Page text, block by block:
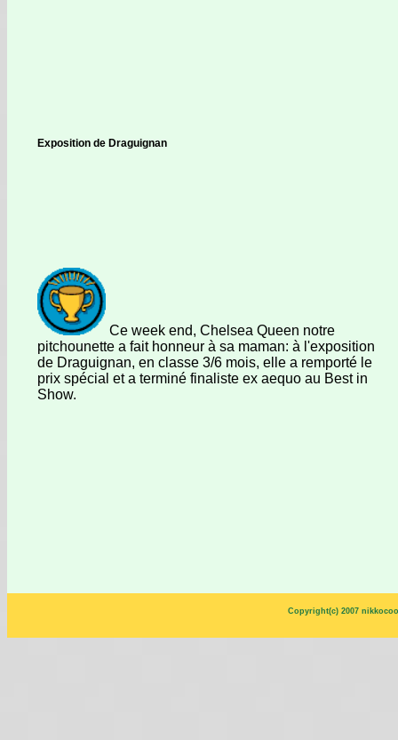
Exposition de Draguignan
Ce week end, Chelsea Queen notre
pitchounette a fait honneur à sa maman: à l'exposition
de Draguignan, en classe 3/6 mois, elle a remporté le
prix spécial et a terminé finaliste ex aequo au Best in
Show.
Copyright(c) 2007